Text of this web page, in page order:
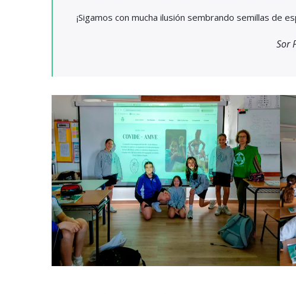
¡Sigamos con mucha ilusión sembrando semillas de
Sor